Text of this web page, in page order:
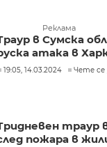
Реклама
в Сумска
атака в
19:05, 14.03.2024 Чете се
траур
пожара в